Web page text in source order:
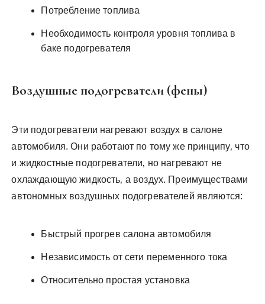
Потребление топлива
Необходимость контроля уровня топлива в
баке подогревателя
Воздушные подогреватели (фены)
Эти подогреватели нагревают воздух в салоне
автомобиля. Они работают по тому же принципу‚ что
и жидкостные подогреватели‚ но нагревают не
охлаждающую жидкость‚ а воздух. Преимуществами
автономных воздушных подогревателей являются:
Быстрый прогрев салона автомобиля
Независимость от сети переменного тока
Относительно простая установка